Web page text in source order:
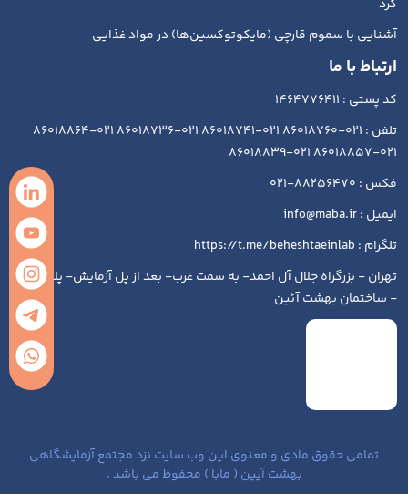
کرد
آشنایی با سموم قارچی (مایکوتوکسین‌ها) در مواد غذایی
ارتباط با ما
کد پستی : 1464776411
تلفن : 021-86018760 021-86018741 021-86018736 021-86018864
021-86018857 021-86018839
فکس : 88256470-021
ایمیل : info@maba.ir
تلگرام : https://t.me/beheshtaeinlab
تهران - بزرگراه جلال آل احمد- به سمت غرب- بعد از پل آزمایش- پلاک ۱۹۳
- ساختمان بهشت آئین
تمامی حقوق مادی و معنوی این وب سایت نزد مجتمع آزمایشگاهی
بهشت آیین ( مابا ) محفوظ می باشد .